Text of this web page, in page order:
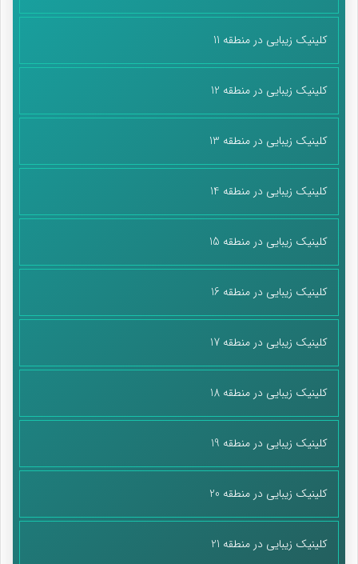
کلینیک زیبایی در منطقه 11
کلینیک زیبایی در منطقه 12
کلینیک زیبایی در منطقه 13
کلینیک زیبایی در منطقه 14
کلینیک زیبایی در منطقه 15
کلینیک زیبایی در منطقه 16
کلینیک زیبایی در منطقه 17
کلینیک زیبایی در منطقه 18
کلینیک زیبایی در منطقه 19
کلینیک زیبایی در منطقه 20
کلینیک زیبایی در منطقه 21